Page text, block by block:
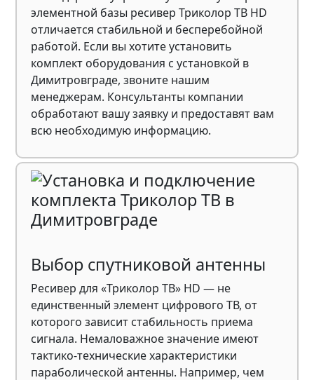
элементной базы ресивер Триколор ТВ HD
отличается стабильной и бесперебойной
работой. Если вы хотите установить
комплект оборудования с установкой в ​​
Димитровграде, звоните нашим
менеджерам. Консультанты компании
обработают вашу заявку и предоставят вам
всю необходимую информацию.
Выбор спутниковой антенны
Ресивер для «Триколор ТВ» HD — не
единственный элемент цифрового ТВ, от
которого зависит стабильность приема
сигнала. Немаловажное значение имеют
тактико-технические характеристики
параболической антенны. Например, чем